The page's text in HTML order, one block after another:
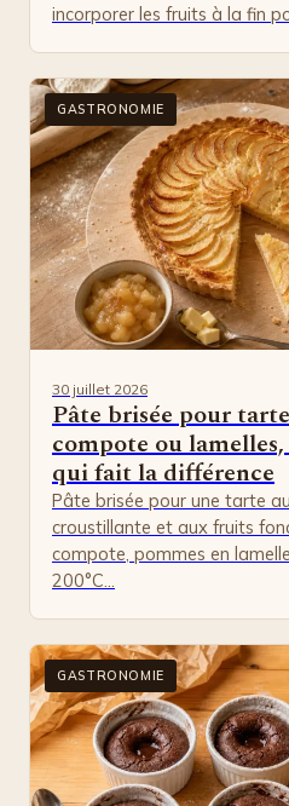
incorporer les fruits à la fin
GASTRONOMIE
Pâte brisée pour
compote ou
qui fait la différence
30 juillet 2026
Pâte brisée pour une tarte
croustillante et aux fruits
compote, pommes en
200°C…
GASTRONOMIE